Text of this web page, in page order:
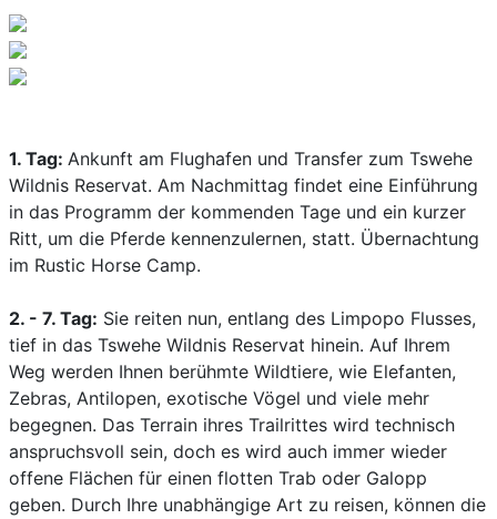
1. Tag: Ankunft am Flughafen und Transfer zum Tswehe
Wildnis Reservat. Am Nachmittag findet eine Einführung
in das Programm der kommenden Tage und ein kurzer
Ritt, um die Pferde kennenzulernen, statt. Übernachtung
im Rustic Horse Camp.
2. - 7. Tag: Sie reiten nun, entlang des Limpopo Flusses,
tief in das Tswehe Wildnis Reservat hinein. Auf Ihrem
Weg werden Ihnen berühmte Wildtiere, wie Elefanten,
Zebras, Antilopen, exotische Vögel und viele mehr
begegnen. Das Terrain ihres Trailrittes wird technisch
anspruchsvoll sein, doch es wird auch immer wieder
offene Flächen für einen flotten Trab oder Galopp
geben. Durch Ihre unabhängige Art zu reisen, können die